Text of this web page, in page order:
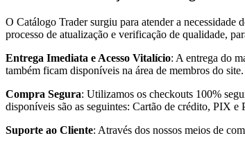
O Catálogo Trader surgiu para atender a necessidade
processo de atualização e verificação de qualidade,
Entrega Imediata e Acesso Vitalício: A entrega do
também ficam disponíveis na área de membros do site.
Compra Segura: Utilizamos os checkouts 100%
disponíveis são as seguintes: Cartão de crédito, PIX e
Suporte ao Cliente: Através dos nossos meios de